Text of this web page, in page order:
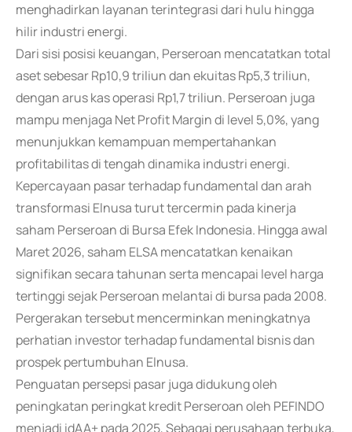
menghadirkan layanan terintegrasi dari hulu hingga
hilir industri energi.
Dari sisi posisi keuangan, Perseroan mencatatkan total
aset sebesar Rp10,9 triliun dan ekuitas Rp5,3 triliun,
dengan arus kas operasi Rp1,7 triliun. Perseroan juga
mampu menjaga Net Profit Margin di level 5,0%, yang
menunjukkan kemampuan mempertahankan
profitabilitas di tengah dinamika industri energi.
Kepercayaan pasar terhadap fundamental dan arah
transformasi Elnusa turut tercermin pada kinerja
saham Perseroan di Bursa Efek Indonesia. Hingga awal
Maret 2026, saham ELSA mencatatkan kenaikan
signifikan secara tahunan serta mencapai level harga
tertinggi sejak Perseroan melantai di bursa pada 2008.
Pergerakan tersebut mencerminkan meningkatnya
perhatian investor terhadap fundamental bisnis dan
prospek pertumbuhan Elnusa.
Penguatan persepsi pasar juga didukung oleh
peningkatan peringkat kredit Perseroan oleh PEFINDO
menjadi idAA+ pada 2025, Sebagai perusahaan terbuka,